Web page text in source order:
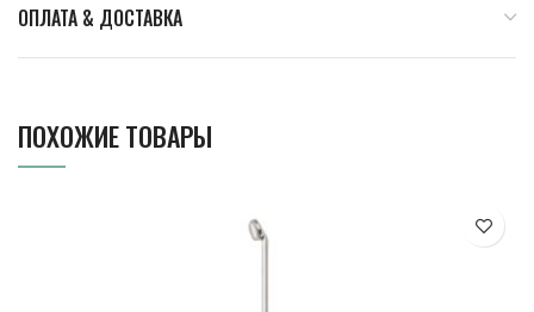
ОПЛАТА & ДОСТАВКА
ПОХОЖИЕ ТОВАРЫ